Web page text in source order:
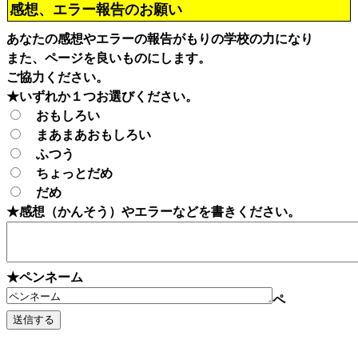
感想、エラー報告のお願い
あなたの感想やエラーの報告がもりの学校の力になり
また、ページを良いものにします。
ご協力ください。
★いずれか１つお選びください。
おもしろい
まあまあおもしろい
ふつう
ちょっとだめ
だめ
★感想（かんそう）やエラーなどを書きください。
★ペンネーム
ペ